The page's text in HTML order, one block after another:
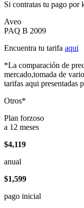
Si contratas tu pago por
Aveo
PAQ B 2009
Encuentra tu tarifa aqui
*La comparación de
mercado,tomada de
tarifas aqui presentadas
Otros*
Plan forzoso
a 12 meses
$4,119
anual
$1,599
pago inicial